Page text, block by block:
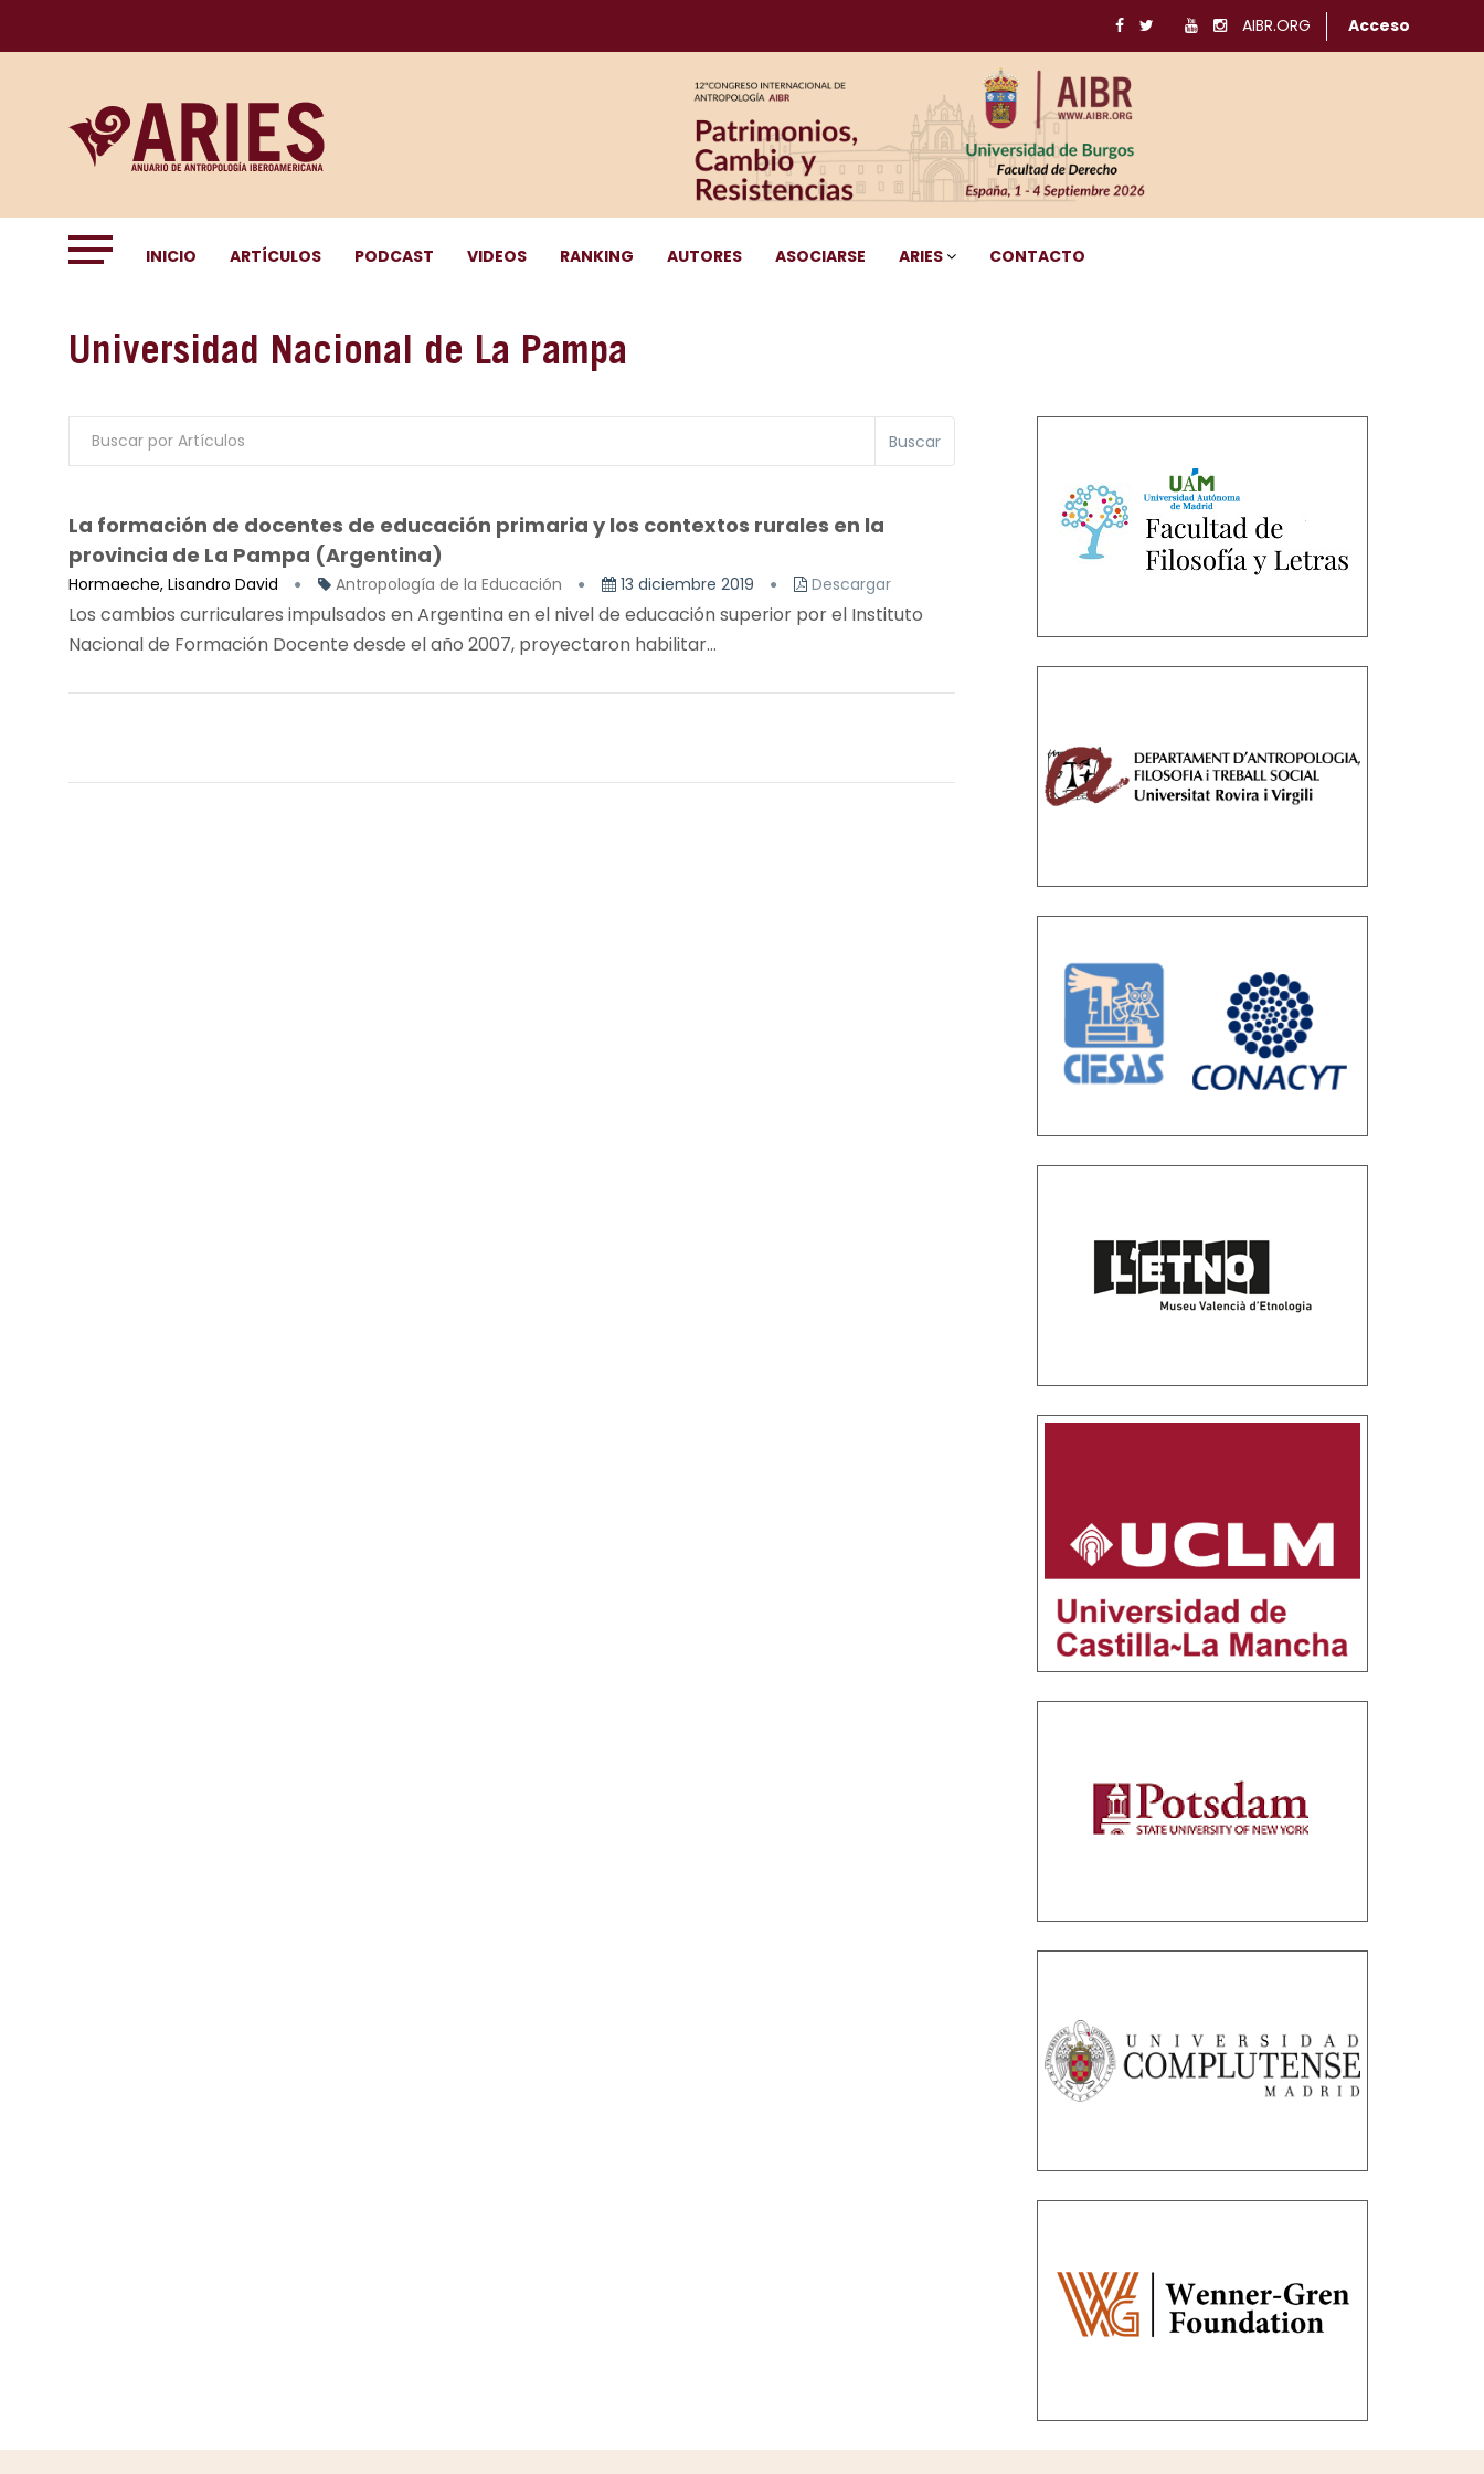
AIBR.ORG Acceso
INICIO ARTÍCULOS PODCAST VIDEOS RANKING AUTORES ASOCIARSE ARIES CONTACTO
Universidad Nacional de La Pampa
Buscar
La formación de docentes de educación primaria y los contextos rurales en la
provincia de La Pampa (Argentina)
Hormaeche, Lisandro David Antropología de la Educación 13 diciembre 2019 Descargar
Los cambios curriculares impulsados en Argentina en el nivel de educación superior por el Instituto
Nacional de Formación Docente desde el año 2007, proyectaron habilitar...